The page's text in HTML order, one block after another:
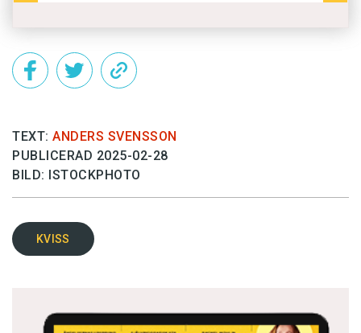
TEXT: ANDERS SVENSSON
PUBLICERAD 2025-02-28
BILD: ISTOCKPHOTO
KVISS